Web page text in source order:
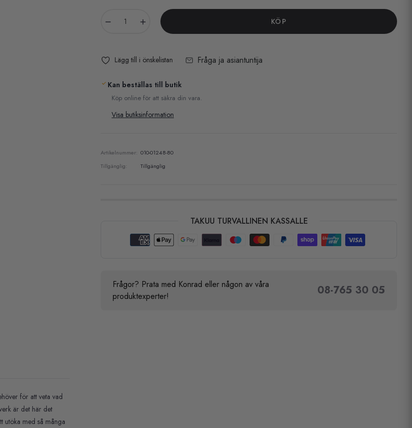
KÖP
Lägg till i önskelistan Fråga ja asiantuntija
Kan beställas till butik
Köp online för att säkra din vara.
Visa butiksinformation
Artikelnummer: 010-01248-80
Tillgänglig:
Tillgänglig
TAKUU TURVALLINEN KASSALLE
Frågor? Prata med Konrad eller någon av våra
produktexperter!
08-765 30 05
för att veta vad
är det här det
utöka med så många